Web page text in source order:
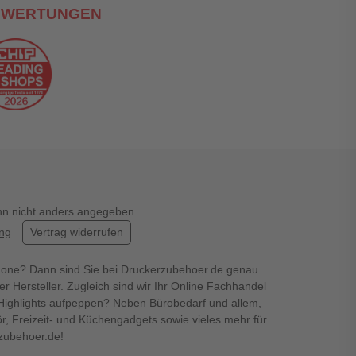
nicht anders angegeben.
Vertrag widerrufen
Dann sind Sie bei Druckerzubehoer.de genau
Hersteller. Zugleich sind wir Ihr Online Fachhandel
aufpeppen? Neben Bürobedarf und allem,
Freizeit- und Küchengadgets sowie vieles mehr für